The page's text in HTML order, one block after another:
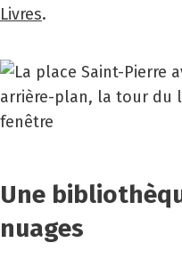
Livres.
Une
nuages